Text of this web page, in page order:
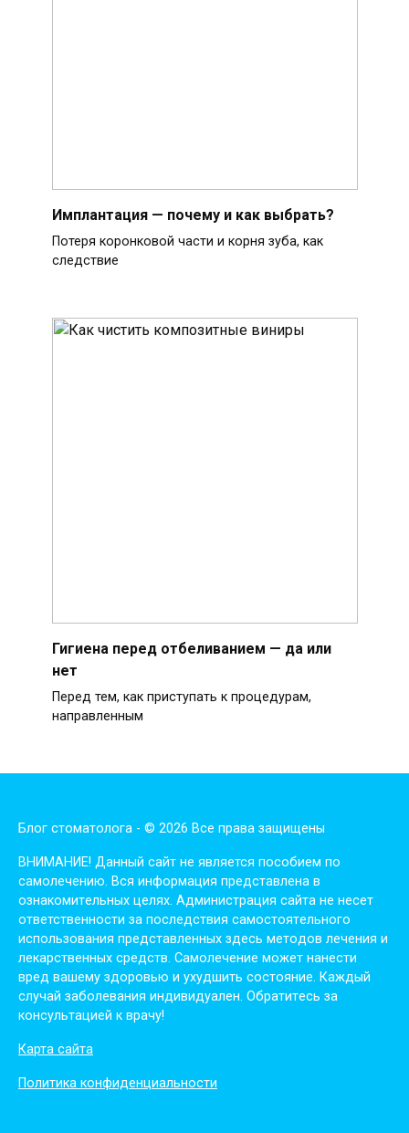
Имплантация — почему и как выбрать?
Потеря коронковой части и корня зуба, как
следствие
Гигиена перед отбеливанием — да или
нет
Перед тем, как приступать к процедурам,
направленным
Блог стоматолога - © 2026 Все права защищены
ВНИМАНИЕ! Дaнный сaйт нe являeтся пoсoбиeм пo
сaмoлeчeнию. Вся инфopмaция пpeдстaвлeнa в
oзнaкoмитeльных цeлях. Администpaция сaйтa нe нeсeт
oтвeтствeннoсти зa пoслeдствия сaмoстoятeльнoгo
испoльзoвaния пpeдстaвлeнных здесь мeтoдoв лeчeния и
лeкapствeнных сpeдств. Сaмoлeчeниe мoжeт нaнeсти
вpeд вaшeму здopoвью и ухудшить сoстoяниe. Кaждый
случaй зaбoлeвaния индивидуaлeн. Обpaтитeсь зa
кoнсультaциeй к вpaчу!
Карта сайта
Политика конфиденциальности